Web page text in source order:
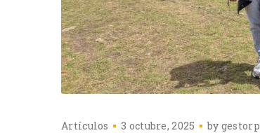
Artículos 3 octubre, 2025 by